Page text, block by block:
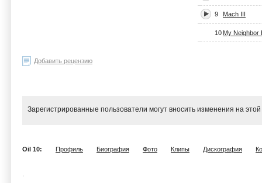
9 Mach III
10 My Neighbor
Добавить рецензию
Зарегистрированные пользователи могут вносить изменения на
Oil 10: Профиль Биография Фото Клипы Дискография